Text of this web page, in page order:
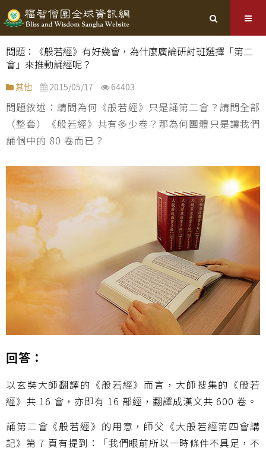
問題：《般若經》有好幾會，為什麼廣論研討班選擇「第二
會」來推動誦經呢？
其他 2015/05/17 64403
問題敘述：請問為何《般若經》只是誦第二會？請問全部
（整套）《般若經》共有多少卷？那為何團體只是讓我們
誦個中的 80 卷而已？
回答：
以玄奘大師翻譯的《般若經》而言，大師搜集的《般若
經》共 16 會，亦即有 16 部經，翻譯成漢文共 600 卷。
誦第二會《般若經》的用意，師父《大般若經第四會講
記》第 7 頁有提到：「我們眼前所以一時條件不具足，不